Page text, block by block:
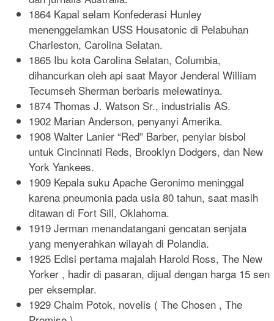
1864 Kapal selam Konfederasi Hunley
menenggelamkan USS Housatonic di Pelabuhan
Charleston, Carolina Selatan.
1865 Ibu kota Carolina Selatan, Columbia,
dihancurkan oleh api saat Mayor Jenderal William
Tecumseh Sherman berbaris melewatinya.
1874 Thomas J. Watson Sr., industrialis AS.
1902 Marian Anderson, penyanyi Amerika.
1908 Walter Lanier “Red” Barber, penyiar bisbol
untuk Cincinnati Reds, Brooklyn Dodgers, dan New
York Yankees.
1909 Kepala suku Apache Geronimo meninggal
karena pneumonia pada usia 80 tahun, saat masih
ditawan di Fort Sill, Oklahoma.
1919 Jerman menandatangani gencatan senjata
yang menyerahkan wilayah di Polandia.
1925 Edisi pertama majalah Harold Ross, The New
Yorker , hadir di pasaran, dijual dengan harga 15 sen
per eksemplar.
1929 Chaim Potok, novelis ( The Chosen , The